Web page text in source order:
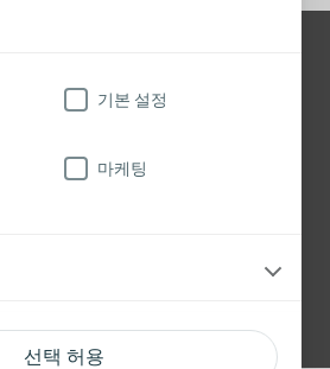
선택 허용
기본 설정
마케팅